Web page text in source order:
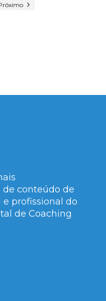
conteúdo de
profissional do
de Coaching